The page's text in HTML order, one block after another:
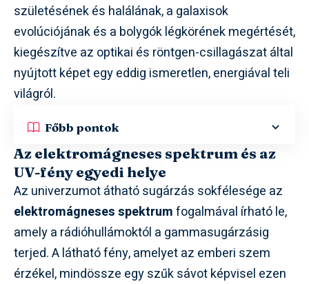
születésének és halálának, a galaxisok
evolúciójának és a bolygók légkörének megértését,
kiegészítve az optikai és röntgen-csillagászat által
nyújtott képet egy eddig ismeretlen, energiával teli
világról.
Főbb pontok
Az elektromágneses spektrum és az
UV-fény egyedi helye
Az univerzumot átható sugárzás sokfélesége az
elektromágneses spektrumfogalmával írható le,
amely a rádióhullámoktól a gammasugárzásig
terjed. A látható fény, amelyet az emberi szem
érzékel, mindössze egy szűk sávot képvisel ezen